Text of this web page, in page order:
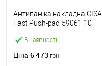
В наявності
Антипаніка накладна CISA
Fast Push-pad 59061.10
Ціна 6 473 грн.